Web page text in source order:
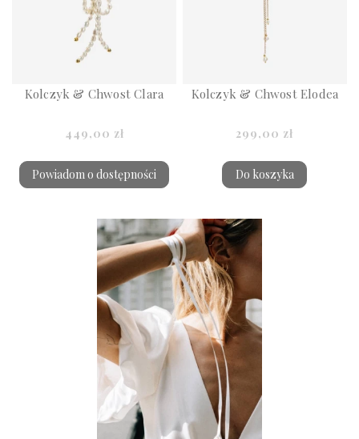
Kolczyk & Chwost Clara
449,00 zł
Powiadom o dostępności
Kolczyk & Chwost Elodea
299,00 zł
Do koszyka